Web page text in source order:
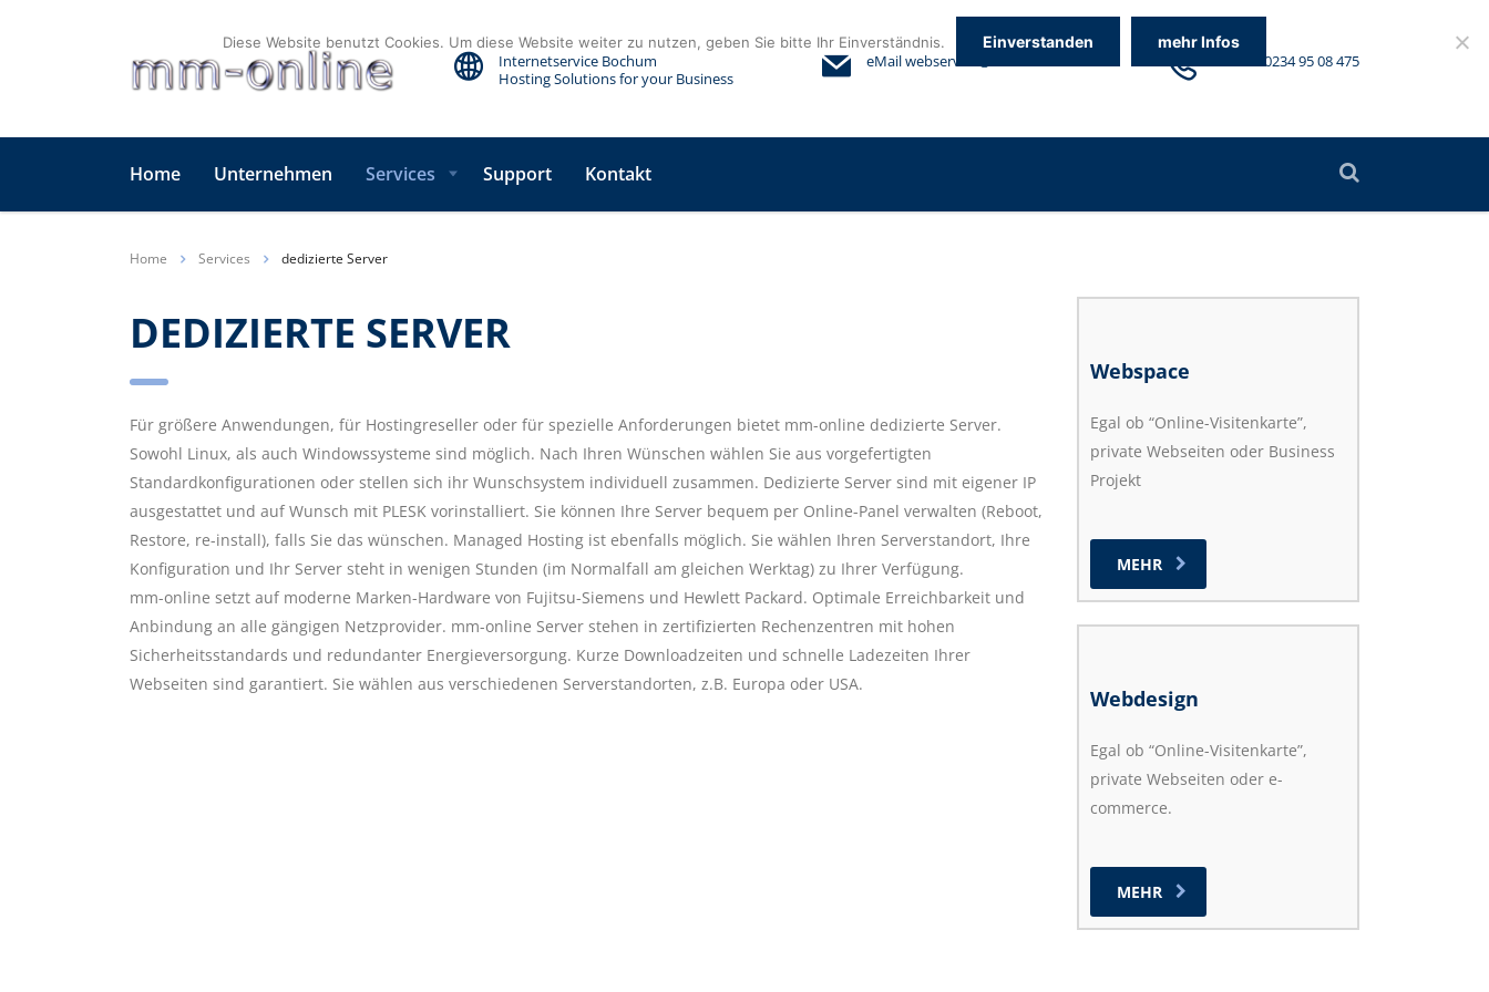
Internetservice Bochum
Hosting Solutions for your Business
eMailwebservice@mmonline.de 0234 95 08 475
Home Unternehmen Services Support Kontakt
Home Services dedizierte Server
DEDIZIERTE SERVER
Für größere Anwendungen, für Hostingreseller oder für spezielle Anforderungen bietet mm-online dedizierte Server.
Sowohl Linux, als auch Windowssysteme sind möglich. Nach Ihren Wünschen wählen Sie aus vorgefertigten
Standardkonfigurationen oder stellen sich ihr Wunschsystem individuell zusammen. Dedizierte Server sind mit eigener IP
ausgestattet und auf Wunsch mit PLESK vorinstalliert. Sie können Ihre Server bequem per Online-Panel verwalten (Reboot,
Restore, re-install), falls Sie das wünschen. Managed Hosting ist ebenfalls möglich. Sie wählen Ihren Serverstandort, Ihre
Konfiguration und Ihr Server steht in wenigen Stunden (im Normalfall am gleichen Werktag) zu Ihrer Verfügung.
mm-online setzt auf moderne Marken-Hardware von Fujitsu-Siemens und Hewlett Packard. Optimale Erreichbarkeit und
Anbindung an alle gängigen Netzprovider. mm-online Server stehen in zertifizierten Rechenzentren mit hohen
Sicherheitsstandards und redundanter Energieversorgung. Kurze Downloadzeiten und schnelle Ladezeiten Ihrer
Webseiten sind garantiert. Sie wählen aus verschiedenen Serverstandorten, z.B. Europa oder USA.
Webspace
Egal ob “Online-Visitenkarte”,
private Webseiten oder Business
Projekt
MEHR
Webdesign
Egal ob “Online-Visitenkarte”,
private Webseiten oder e-
commerce.
MEHR
Diese Website benutzt Cookies. Um diese Website weiter zu nutzen, geben Sie bitte Ihr Einverständnis. Einverstanden mehr Infos